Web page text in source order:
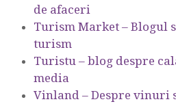
de afaceri
Turism Market – Blogul
turism
Turistu – blog despre
media
Vinland – Despre vinuri